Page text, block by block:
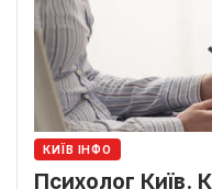
КИЇВ ІНФО
Психолог Київ.